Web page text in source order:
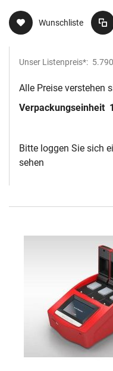
Wunschliste
Unser Listenpreis*:
Alle Preise verstehen
Verpackungseinheit
Bitte loggen Sie sich
sehen